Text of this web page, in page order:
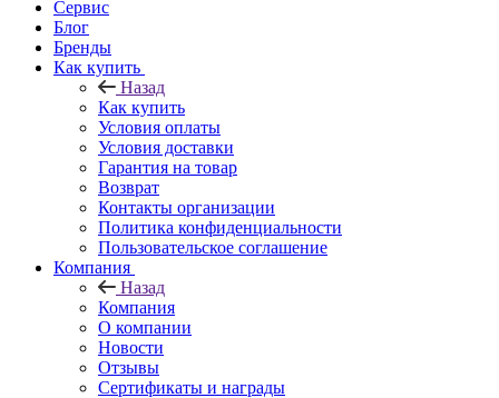
Сервис
Блог
Бренды
Как купить
Назад
Как купить
Условия оплаты
Условия доставки
Гарантия на товар
Возврат
Контакты организации
Политика конфиденциальности
Пользовательское соглашение
Компания
Назад
Компания
О компании
Новости
Отзывы
Сертификаты и награды